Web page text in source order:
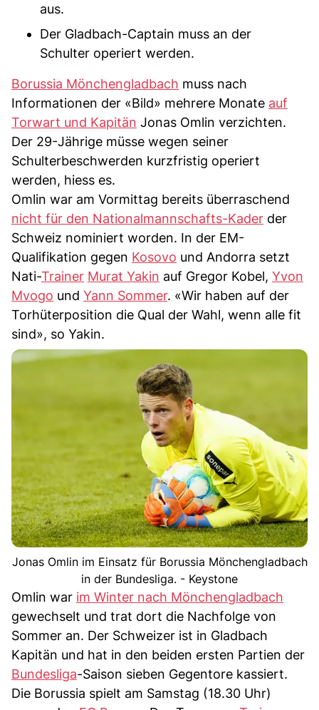
aus.
Der Gladbach-Captain muss an der
Schulter operiert werden.
Borussia Mönchengladbach muss nach
Informationen der «Bild» mehrere Monate auf
Torwart und Kapitän Jonas Omlin verzichten.
Der 29-Jährige müsse wegen seiner
Schulterbeschwerden kurzfristig operiert
werden, hiess es.
Omlin war am Vormittag bereits überraschend
nicht für den Nationalmannschafts-Kader der
Schweiz nominiert worden. In der EM-
Qualifikation gegen Kosovo und Andorra setzt
Nati-Trainer Murat Yakin auf Gregor Kobel, Yvon
Mvogo und Yann Sommer. «Wir haben auf der
Torhüterposition die Qual der Wahl, wenn alle fit
sind», so Yakin.
Jonas Omlin im Einsatz für Borussia Mönchengladbach
in der Bundesliga. - Keystone
Omlin war im Winter nach Mönchengladbach
gewechselt und trat dort die Nachfolge von
Sommer an. Der Schweizer ist in Gladbach
Kapitän und hat in den beiden ersten Partien der
Bundesliga-Saison sieben Gegentore kassiert.
Die Borussia spielt am Samstag (18.30 Uhr)